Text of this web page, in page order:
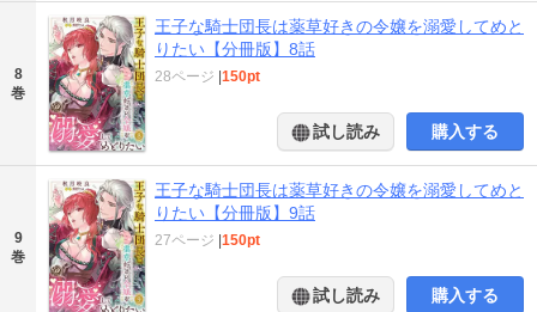
8
巻
王子な騎士団長は薬草好きの令嬢を溺愛してめと
りたい【分冊版】8話
28ページ |150pt
試し読み 購入する
9
巻
王子な騎士団長は薬草好きの令嬢を溺愛してめと
りたい【分冊版】9話
27ページ |150pt
試し読み 購入する